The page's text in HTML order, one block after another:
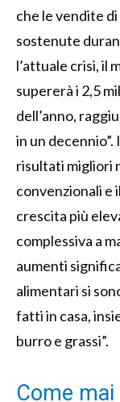
che le vendite
sostenute
l’attuale crisi, il
supererà i 2,5
dell’anno,
in un
risultati migliori
convenzionali e
crescita più
complessiva a
aumenti
alimentari si
fatti in casa,
burro e grassi”.
Come